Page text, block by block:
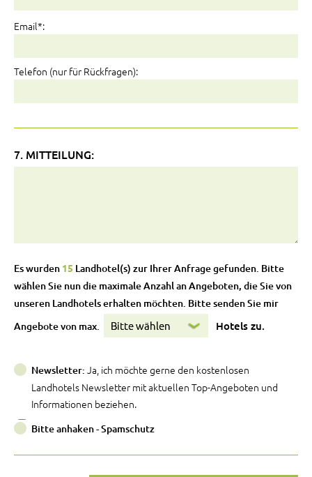
Email*:
Telefon (nur für Rückfragen):
7. MITTEILUNG:
Es wurden 15 Landhotel(s) zur Ihrer Anfrage gefunden. Bitte
wählen Sie nun die maximale Anzahl an Angeboten, die Sie von
unseren Landhotels erhalten möchten. Bitte senden Sie mir
Angebote von max.
Hotels zu.
Newsletter: Ja, ich möchte gerne den kostenlosen
Landhotels Newsletter mit aktuellen Top-Angeboten und
Informationen beziehen.
Bitte anhaken - Spamschutz